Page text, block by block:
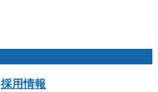
採用情報